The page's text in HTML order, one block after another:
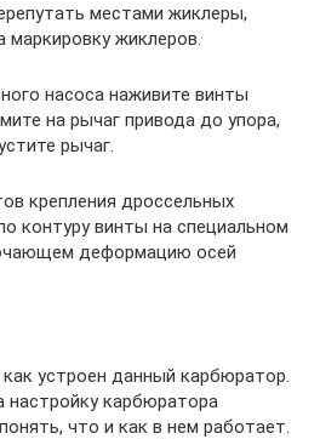
местами жиклеры,
жиклеров.
насоса наживите винты
на рычаг привода до упора,
рычаг.
крепления дроссельных
контуру винты на специальном
деформацию осей
устроен данный карбюратор.
карбюратора
что и как в нем работает.